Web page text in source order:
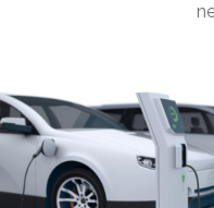
4L
Rédigé par Emmanuel
0 commentaires